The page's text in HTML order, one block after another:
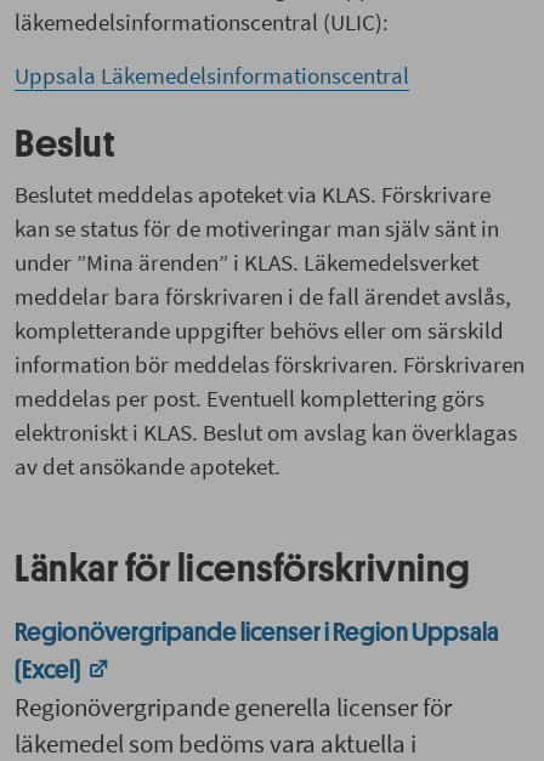
läkemedelsinformationscentral (ULIC):
Uppsala Läkemedelsinformationscentral
Beslut
Beslutet meddelas apoteket via KLAS. Förskrivare
kan se status för de motiveringar man själv sänt in
under ”Mina ärenden” i KLAS. Läkemedelsverket
meddelar bara förskrivaren i de fall ärendet avslås,
kompletterande uppgifter behövs eller om särskild
information bör meddelas förskrivaren. Förskrivaren
meddelas per post. Eventuell komplettering görs
elektroniskt i KLAS. Beslut om avslag kan överklagas
av det ansökande apoteket.
Länkar för licensförskrivning
Regionövergripande licenser i Region Uppsala
(Excel)
Regionövergripande generella licenser för
läkemedel som bedöms vara aktuella i